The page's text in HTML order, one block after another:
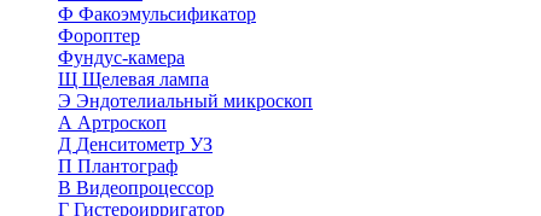
Ф Факоэмульсификатор
Фороптер
Фундус-камера
Щ Щелевая лампа
Э Эндотелиальный микроскоп
А Артроскоп
Д Денситометр УЗ
П Плантограф
В Видеопроцессор
Г Гистероирригатор